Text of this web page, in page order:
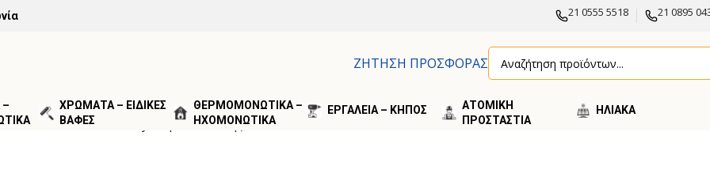
21 0555 5518 21 0895
ΖΗΤΗΣΗ ΠΡΟΣΦΟΡΑΣ
–
ΧΡΩΜΑΤΑ – ΕΙΔΙΚΕΣ
ΒΑΦΕΣ
ΘΕΡΜΟΜΟΝΩΤΙΚΑ –
ΗΧΟΜΟΝΩΤΙΚΑ
ΕΡΓΑΛΕΙΑ – ΚΗΠΟΣ
ΑΤΟΜΙΚΗ
ΠΡΟΣΤΑΣΤΙΑ
ΗΛΙΑΚA
ΜΕΤΡΗΣΗΣ Stanley Αλφάδι Τσέπης 0-42-130